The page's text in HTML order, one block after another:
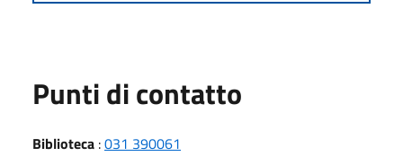
Punti di contatto
Biblioteca :031 390061